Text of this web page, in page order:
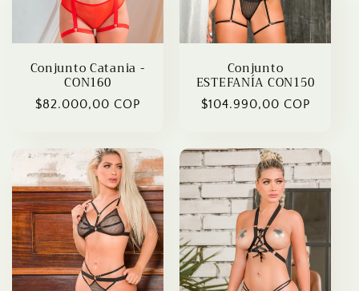
Conjunto Catania -
CON160
Regular
$82.000,00 COP
Conjunto
ESTEFANÍA CON150
Regular
$104.990,00 COP